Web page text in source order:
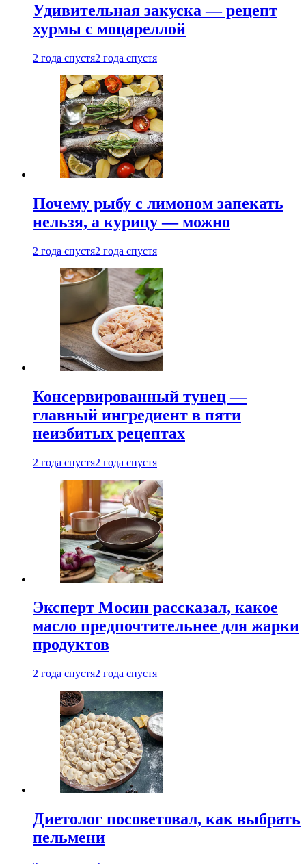
Удивительная закуска — рецепт
хурмы с моцареллой
2 года спустя2 года спустя
Почему рыбу с лимоном запекать
нельзя, а курицу — можно
2 года спустя2 года спустя
Консервированный тунец —
главный ингредиент в пяти
неизбитых рецептах
2 года спустя2 года спустя
Эксперт Мосин рассказал, какое
масло предпочтительнее для жарки
продуктов
2 года спустя2 года спустя
Диетолог посоветовал, как выбрать
пельмени